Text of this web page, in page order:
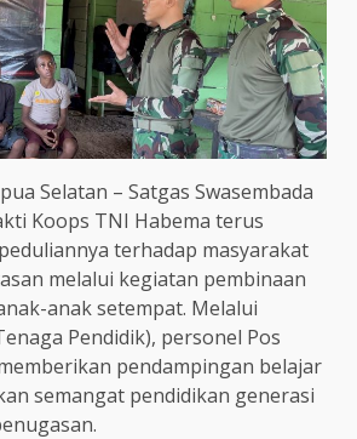
Selatan – Satgas Swasembada
Koops TNI Habema terus
terhadap masyarakat
melalui kegiatan pembinaan
anak setempat. Melalui
Pendidik), personel Pos
pendampingan belajar
semangat pendidikan generasi